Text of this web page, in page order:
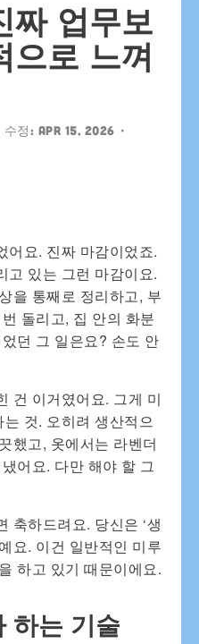
짜 업무보
으로 느껴
수정: Apr 15, 2026 •
어요. 진짜 마감이었죠.
고 있는 그런 마감이요.
을 통째로 정리하고, 부
돌리고, 집 안의 화분
던 그 일은요? 손도 안
건 이거였어요. 그게 미
것. 오히려 생산적으
했고, 옷에서는 라벤더
어요. 다만 해야 할 그
축하드려요. 당신은 ‘생
요. 이건 일반적인 미루
하고 있기 때문이에요.
하는 기술